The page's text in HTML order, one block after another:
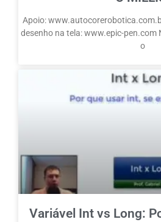
Apoio:
desenho na tela: www.epic-pen.com
o
Variável Int vs Long: